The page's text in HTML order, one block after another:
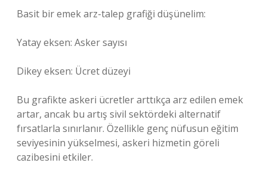
Basit bir emek arz-talep grafiği düşünelim:
Yatay eksen: Asker sayısı
Dikey eksen: Ücret düzeyi
Bu grafikte askeri ücretler arttıkça arz edilen emek
artar, ancak bu artış sivil sektördeki alternatif
fırsatlarla sınırlanır. Özellikle genç nüfusun eğitim
seviyesinin yükselmesi, askeri hizmetin göreli
cazibesini etkiler.